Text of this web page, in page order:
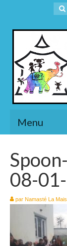
:
Menu
Le
08-
par Namasté La